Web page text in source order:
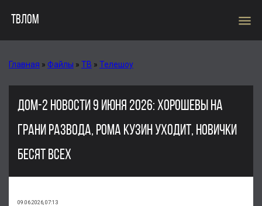
ТВЛОМ menu
Главная » Файлы » ТВ » Телешоу
ДОМ-2 НОВОСТИ 9 ИЮНЯ 2026: ХОРОШЕВЫ НА
ГРАНИ РАЗВОДА, РОМА КУЗИН УХОДИТ, НОВИЧКИ
БЕСЯТ ВСЕХ
09.06.2026, 07:13